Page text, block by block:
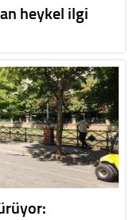
heykel ilgi